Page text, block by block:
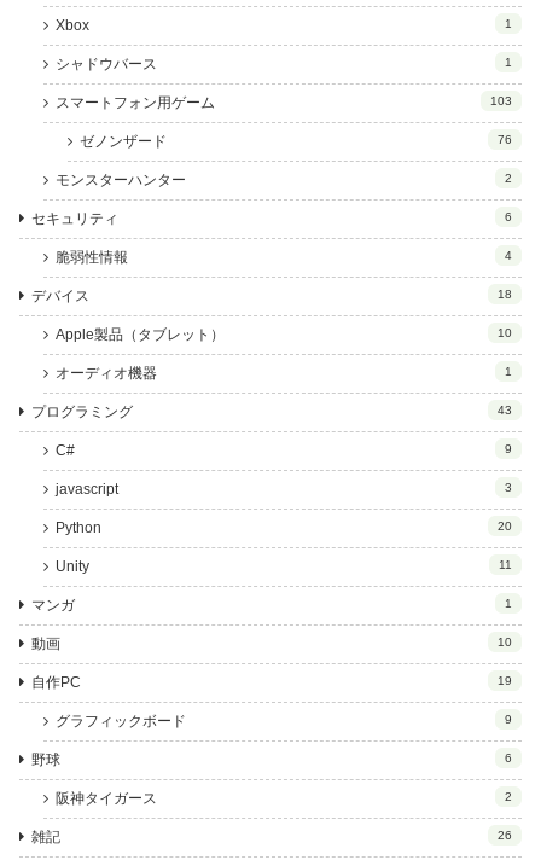
Xbox 1
シャドウバース 1
スマートフォン用ゲーム 103
ゼノンザード 76
モンスターハンター 2
セキュリティ 6
脆弱性情報 4
デバイス 18
Apple製品（タブレット） 10
オーディオ機器 1
プログラミング 43
C# 9
javascript 3
Python 20
Unity 11
マンガ 1
動画 10
自作PC 19
グラフィックボード 9
野球 6
阪神タイガース 2
雑記 26